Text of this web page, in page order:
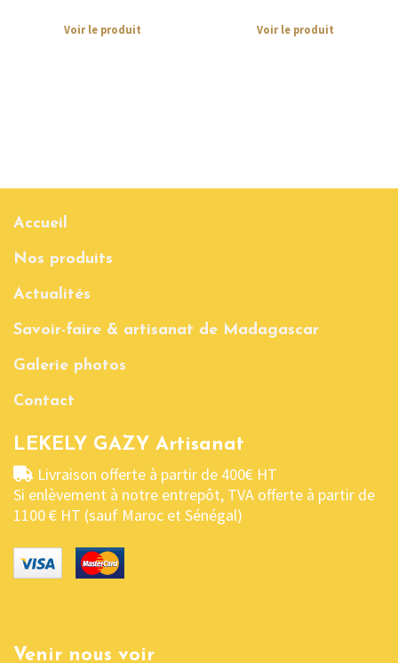
Voir le produit Voir le produit
Accueil
Nos produits
Actualités
Savoir-faire & artisanat de Madagascar
Galerie photos
Contact
LEKELY GAZY Artisanat
Livraison offerte à partir de 400€ HT
Si enlèvement à notre entrepôt, TVA offerte à partir de
1100 € HT (sauf Maroc et Sénégal)
Venir nous voir